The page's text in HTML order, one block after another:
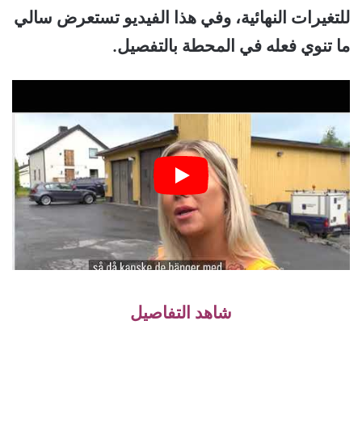
للتغيرات النهائية، وفي هذا الفيديو تستعرض سالي
ما تنوي فعله في المحطة بالتفصيل.
شاهد التفاصيل